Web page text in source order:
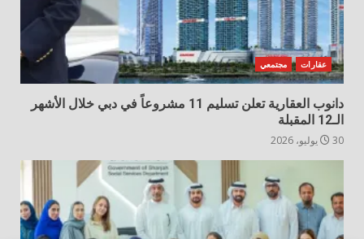
عقارات مجتمعي
دانوب العقارية تعلن تسليم 11 مشروعاً في دبي خلال الأشهر
الـ12 المقبلة
30 يوليو، 2026